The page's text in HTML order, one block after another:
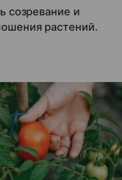
созревание и
растений.